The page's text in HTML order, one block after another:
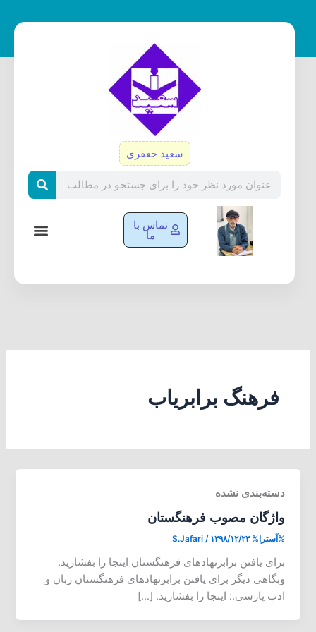
سعید جعفری
تماس با
ما
فرهنگ برابریاب
دسته‌بندی نشده
واژگان مصوب فرهنگستان
%آسترا% S.Jafari / ۱۳۹۸/۱۲/۲۳
برای یافتن برابرنهادهای فرهنگستان اینجا را بفشارید.
وبگاهی دیگر برای یافتن برابرنهادهای فرهنگستان زبان و
ادب پارسی.: اینجا را بفشارید. […]